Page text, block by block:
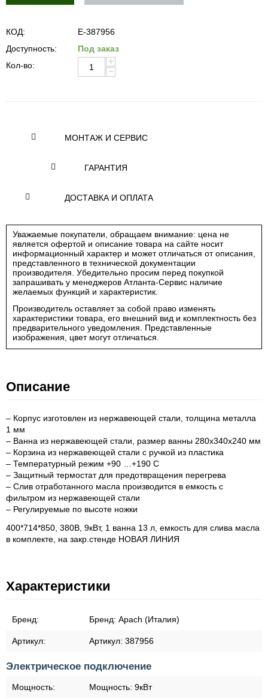
КОД:
E-387956
Доступность:
Под заказ
Кол-во:
+
−
МОНТАЖ И СЕРВИС
ГАРАНТИЯ
ДОСТАВКА И ОПЛАТА
Уважаемые покупатели, обращаем внимание: цена не
является офертой и описание товара на сайте носит
информационный характер и может отличаться от описания,
представленного в технической документации
производителя. Убедительно просим перед покупкой
запрашивать у менеджеров Атланта-Сервис наличие
желаемых функций и характеристик.
Производитель оставляет за собой право изменять
характеристики товара, его внешний вид и комплектность без
предварительного уведомления. Представленные
изображения, цвет могут отличаться.
Описание
– Корпус изготовлен из нержавеющей стали, толщина металла
1 мм
– Ванна из нержавеющей стали, размер ванны 280x340x240 мм
– Корзина из нержавеющей стали с ручкой из пластика
– Температурный режим +90 …+190 С
– Защитный термостат для предотвращения перегрева
– Слив отработанного масла производится в емкость с
фильтром из нержавеющей стали
– Регулируемые по высоте ножки
400*714*850, 380В, 9кВт, 1 ванна 13 л, емкость для слива масла
в комплекте, на закр.стенде НОВАЯ ЛИНИЯ
Характеристики
Бренд: Бренд: Apach (Италия)
Артикул: Артикул: 387956
Электрическое подключение
Мощность: Мощность: 9кВт